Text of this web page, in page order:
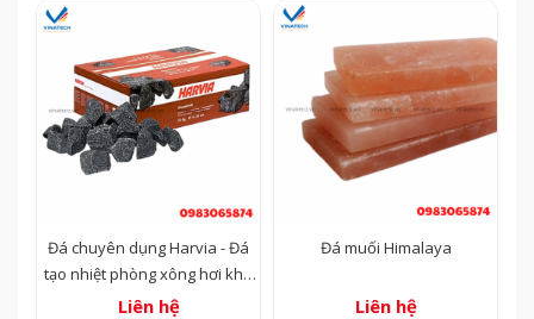
Đá chuyên dụng Harvia - Đá
tạo nhiệt phòng xông hơi khô
(Sauna)
Liên hệ
Đá muối Himalaya
Liên hệ